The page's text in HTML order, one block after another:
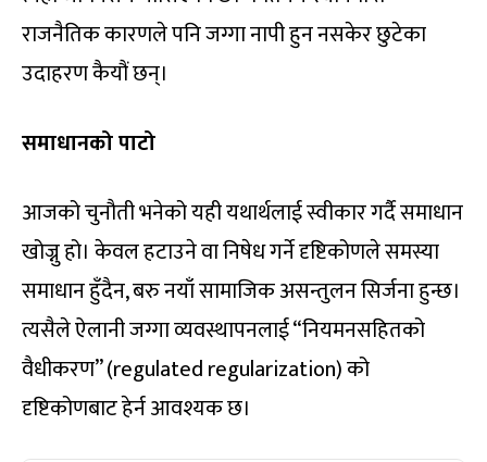
राजनैतिक कारणले पनि जग्गा नापी हुन नसकेर छुटेका
उदाहरण कैयौं छन्।
समाधानको पाटो
आजको चुनौती भनेको यही यथार्थलाई स्वीकार गर्दै समाधान
खोज्नु हो। केवल हटाउने वा निषेध गर्ने दृष्टिकोणले समस्या
समाधान हुँदैन, बरु नयाँ सामाजिक असन्तुलन सिर्जना हुन्छ।
त्यसैले ऐलानी जग्गा व्यवस्थापनलाई “नियमनसहितको
वैधीकरण” (regulated regularization) को
दृष्टिकोणबाट हेर्न आवश्यक छ।